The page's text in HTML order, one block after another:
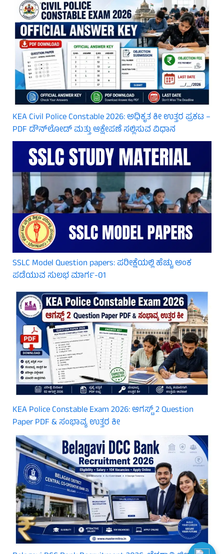
KEA Civil Police Constable 2026: ಅಧಿಕೃತ ಕೀ ಉತ್ತರ ಪ್ರಕಟ –
PDF ಡೌನ್‌ಲೋಡ್ ಮತ್ತು ಆಕ್ಷೇಪಣೆ ಸಲ್ಲಿಸುವ ವಿಧಾನ
SSLC Model Question papers: ಪರೀಕ್ಷೆಯಲ್ಲಿ ಹೆಚ್ಚು ಅಂಕ
ಪಡೆಯುವ ಸುಲಭ ಮಾರ್ಗ-01
KEA Police Constable Exam 2026: ಆಗಸ್ಟ್ 2 Question
Paper PDF & ಸಂಭಾವ್ಯ ಉತ್ತರ ಕೀ